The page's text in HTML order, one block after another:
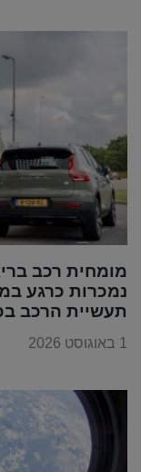
נמכרות כרגע
תעשיית הרכב
1 באוגוסט 2026